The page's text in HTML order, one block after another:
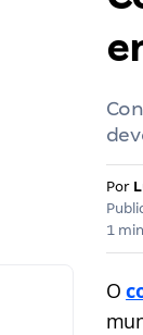
Por
1
O